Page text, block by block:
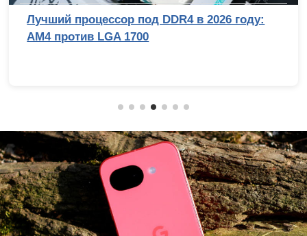
Лучший процессор под DDR4 в 2026 году:
AM4 против LGA 1700